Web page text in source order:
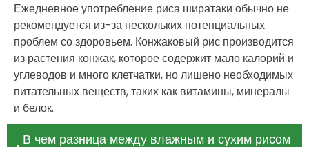
Ежедневное употребление риса ширатаки обычно не
рекомендуется из-за нескольких потенциальных
проблем со здоровьем. Конжаковый рис производится
из растения конжак, которое содержит мало калорий и
углеводов и много клетчатки, но лишено необходимых
питательных веществ, таких как витамины, минералы
и белок.
В чем разница между влажным и сухим рисом